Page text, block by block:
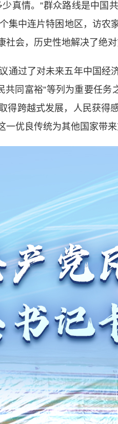
情。”群众路线是中国
集中连片特困地区，访农
会，历史性地解决了绝对
过了对未来五年中国经
共同富裕”等列为重要任
得跨越式发展，人民获得
优良传统为其他国家带来